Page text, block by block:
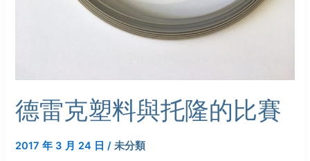
德雷克塑料與托隆的比賽
2017 年 3 月 24 日 /未分類